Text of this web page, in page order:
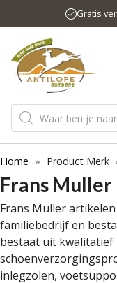
naar
inhoud
Gratis
Producten
zoeken
Home » Product Merk
Frans Muller
Frans Muller
familiebedrijf en
bestaat uit kwalitatief
inlegzolen,